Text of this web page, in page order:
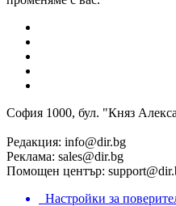
София 1000, бул. "Княз
Редакция: info@dir.bg
Реклама: sales@dir.bg
Помощен център:
Настройки за